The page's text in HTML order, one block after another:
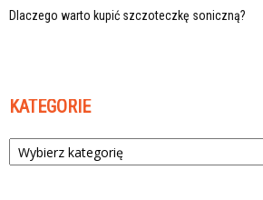
Dlaczego warto kupić szczoteczkę soniczną?
KATEGORIE
Kategorie